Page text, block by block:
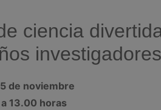
ciencia
investigadores
de noviembre
a 13.00 horas